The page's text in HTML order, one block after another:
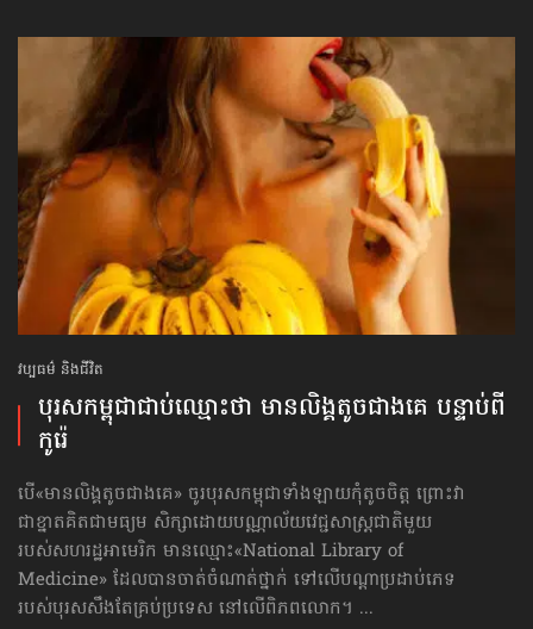
វប្បធម៌ និងជីវិត
បុរសកម្ពុជាជាប់ឈ្មោះថា មានលិង្គតូចជាងគេ បន្ទាប់ពី
កូរ៉េ
បើ«មានលិង្គតូចជាងគេ» ចូរបុរសកម្ពុជាទាំងឡាយ​កុំតូចចិត្ត ព្រោះវា
ជាខ្នាត​គិតជាមធ្យម សិក្សាដោយ​បណ្ណាល័យ​វេជ្ជសាស្ត្រជាតិមួយ
របស់សហរដ្ឋអាមេរិក មានឈ្មោះ​«National Library of
Medicine» ដែលបានចាត់​ចំណាត់ថ្នាក់ ទៅលើបណ្ដាប្រដាប់ភេទ
របស់បុរស​សឹងតែគ្រប់ប្រទេស នៅលើពិភពលោក។ ...